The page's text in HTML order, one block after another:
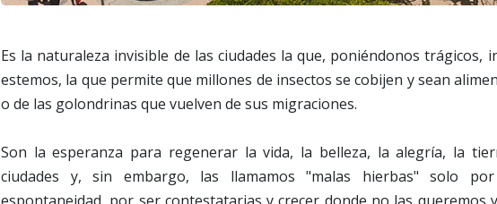
Es la naturaleza invisible de las ciudades la que, poniéndonos trágicos,
estemos, la que permite que millones de insectos se cobijen y sean
o de las golondrinas que vuelven de sus migraciones.
Son la esperanza para regenerar la vida, la belleza, la alegría, la
ciudades y, sin embargo, las llamamos "malas hierbas" solo